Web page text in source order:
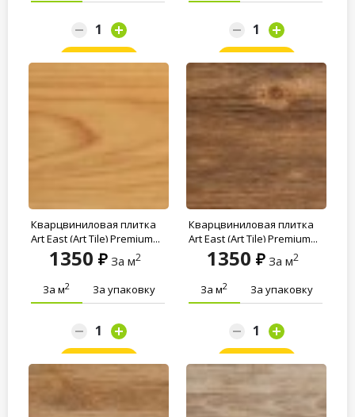
Кварцвиниловая плитка
Art East (Art Tile) Premium...
1350 За м2
За м2 За упаковку
Кварцвиниловая плитка
Art East (Art Tile) Premium...
1350 За м2
За м2 За упаковку